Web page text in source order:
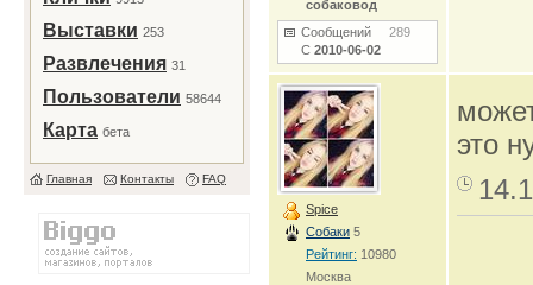
Выставки 253
Развлечения 31
Пользователи 58644
Карта бета
Главная Контакты FAQ
собаковод
Сообщений 289
С 2010-06-02
Spice
Собаки 5
Рейтинг: 10980
Москва
это